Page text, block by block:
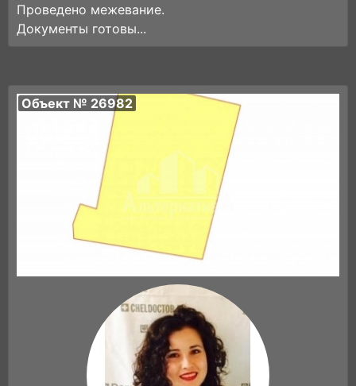
Проведено межевание.
Документы готовы...
Объект № 26982